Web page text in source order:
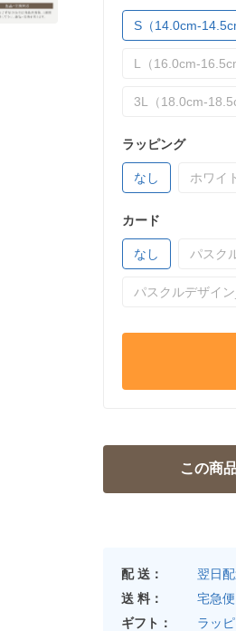
S（14.0cm-
L（16.0cm-
3L（18.0cm-
ラッピング
なし ホワイ
カード
なし パスク
パスクルデザイン
配 送： 翌日
送 料：
宅急
ギフト：
ラッ